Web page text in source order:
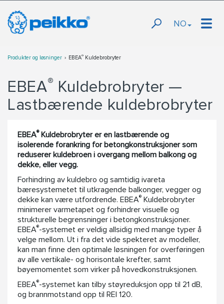
NO
Produkter og løsninger EBEA® Kuldebrobryter
EBEA® Kuldebrobryter —
Lastbærende kuldebrobryter
EBEA®Kuldebrobryter er en lastbærende og
isolerende forankring for betongkonstruksjoner som
reduserer kuldebroen i overgang mellom balkong og
dekke, eller vegg.
Forhindring av kuldebro og samtidig ivareta
bæresystemetet til utkragende balkonger, vegger og
dekke kan være utfordrende. EBEA® Kuldebrobryter
minimerer varmetapet og forhindrer visuelle og
strukturelle begrensninger i betongkonstruksjoner.
EBEA®-systemet er veldig allsidig med mange typer å
velge mellom. Ut i fra det vide spekteret av modeller,
kan man finne den optimale løsningen for overføringen
av alle vertikale- og horisontale krefter, samt
bøyemomentet som virker på hovedkonstruksjonen.
EBEA®-systemet kan tilby støyreduksjon opp til 21 dB,
og brannmotstand opp til REI 120.